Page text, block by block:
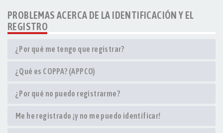
PROBLEMAS ACERCA DE LA IDENTIFICACIÓN Y EL
REGISTRO
¿Por qué me tengo que registrar?
¿Qué es COPPA? (APPCO)
¿Por qué no puedo registrarme?
Me he registrado ¡y no me puedo identificar!